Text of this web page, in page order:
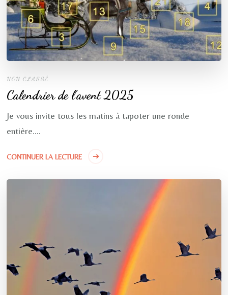
NON CLASSÉ
Calendrier de l’avent 2025
Je vous invite tous les matins à tapoter une ronde
entière….
CONTINUER LA LECTURE